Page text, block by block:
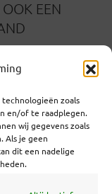
zoals
en/of te raadplegen.
wij gegevens zoals
Als je geen
dit een nadelige
OOK EEN
Salzburg 29 |